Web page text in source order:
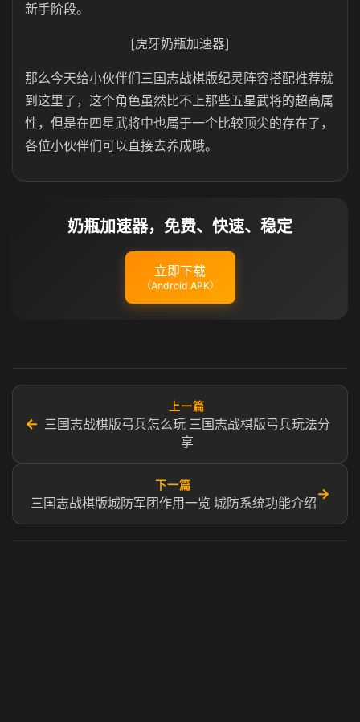
新手阶段。
[虎牙奶瓶加速器]
那么今天给小伙伴们三国志战棋版纪灵阵容搭配推荐就
到这里了，这个角色虽然比不上那些五星武将的超高属
性，但是在四星武将中也属于一个比较顶尖的存在了，
各位小伙伴们可以直接去养成哦。
奶瓶加速器，免费、快速、稳定
立即下载
（Android APK）
←
上一篇
三国志战棋版弓兵怎么玩 三国志战棋版弓兵玩法分
享
下一篇
三国志战棋版城防军团作用一览 城防系统功能介绍
→